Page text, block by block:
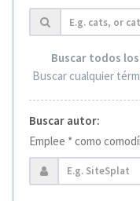
Buscar todos
Buscar cualquier
Buscar autor:
Emplee * como